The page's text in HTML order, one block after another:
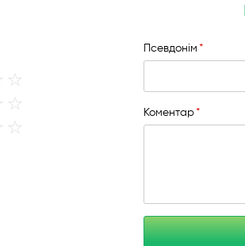
4
4
4
Псевдонім
Коментар